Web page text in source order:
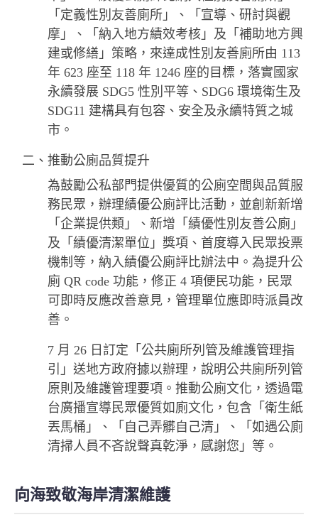
「定義性別友善廁所」、「宣導、研討與觀
摩」、「納入地方績效考核」及「補助地方興
建或修繕」策略，來達成性別友善廁所由 113
年 623 座至 118 年 1246 座的目標，落實國家
永續發展 SDG5 性別平等、SDG6 環境衛生及
SDG11 建構具有包容、安全及永續特質之城
市。
二、推動公廁品質提升
為鼓勵公私部門提供優質的公廁空間與品質服
務民眾，辦理績優公廁評比活動，並創新新增
「企業提供類」、新增「績優性別友善公廁」
及「績優清潔單位」獎項、首度導入民眾投票
機制等，納入績優公廁評比辦法中。為提升公
廁 QR code 功能，修正 4 項便民功能，民眾
可即時反應改善意見，管理單位應即時派員改
善。
7 月 26 日訂定「公共廁所列管及維護管理指
引」送地方政府據以辦理，說明公共廁所列管
原則及維護管理要項。推動公廁文化，透過電
台廣播宣導民眾優質如廁文化，包含「衛生紙
丟馬桶」、「自己弄髒自己清」、「如遇公廁
清掃人員不吝說聲真乾淨，感謝您」等。
向海致敬海岸清潔維護